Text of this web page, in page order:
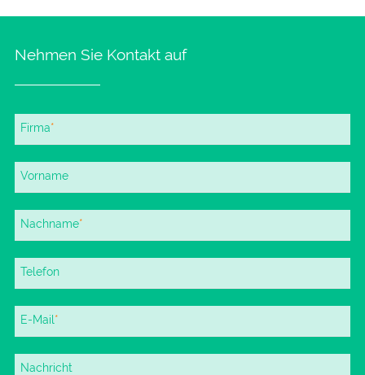
Nehmen Sie Kontakt auf
Pflichtfeld
Firma*
Vorname
Pflichtfeld
Nachname*
Telefon
Pflichtfeld
E-Mail*
Nachricht